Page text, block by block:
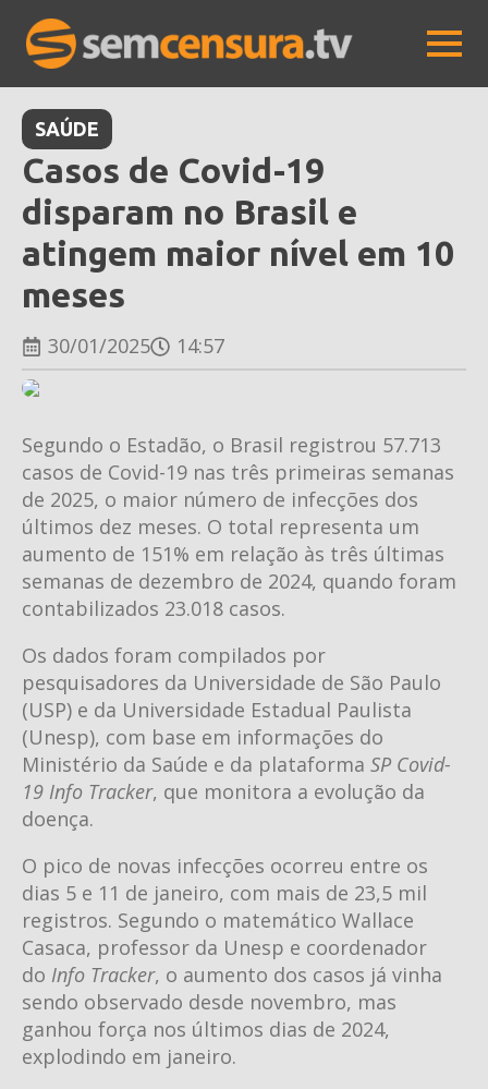
SAÚDE
Casos de Covid-19
disparam no Brasil e
atingem maior nível em 10
meses
30/01/2025 14:57
Segundo o Estadão, o Brasil registrou 57.713
casos de Covid-19 nas três primeiras semanas
de 2025, o maior número de infecções dos
últimos dez meses. O total representa um
aumento de 151% em relação às três últimas
semanas de dezembro de 2024, quando foram
contabilizados 23.018 casos.
Os dados foram compilados por
pesquisadores da Universidade de São Paulo
(USP) e da Universidade Estadual Paulista
(Unesp), com base em informações do
Ministério da Saúde e da plataforma SP Covid-
19 Info Tracker, que monitora a evolução da
doença.
O pico de novas infecções ocorreu entre os
dias 5 e 11 de janeiro, com mais de 23,5 mil
registros. Segundo o matemático Wallace
Casaca, professor da Unesp e coordenador
do Info Tracker, o aumento dos casos já vinha
sendo observado desde novembro, mas
ganhou força nos últimos dias de 2024,
explodindo em janeiro.